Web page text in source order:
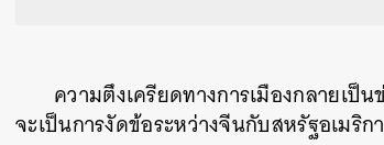
ความตึงเครียดทางการเมืองกลายเ
จะเป็นการงัดข้อระหว่างจีนกับสหรัฐอเมริ